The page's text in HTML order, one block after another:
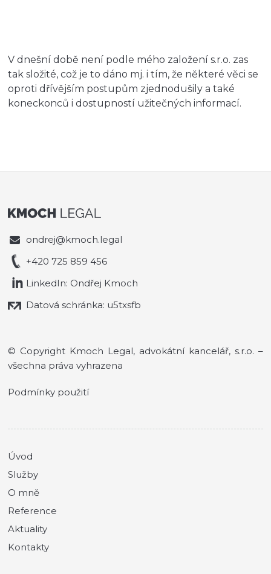
V dnešní době není podle mého založení s.r.o. zas
tak složité, což je to dáno mj. i tím, že některé věci se
oproti dřívějším postupům zjednodušily a také
koneckonců i dostupností užitečných informací.
ondrej@kmoch.legal
+420 725 859 456
LinkedIn: Ondřej Kmoch
Datová schránka: u5txsfb
© Copyright Kmoch Legal, advokátní kancelář, s.r.o. –
všechna práva vyhrazena
Podmínky použití
Úvod
Služby
O mně
Reference
Aktuality
Kontakty